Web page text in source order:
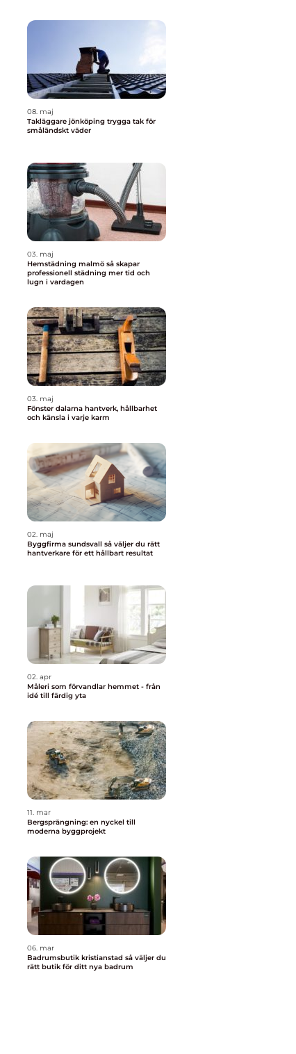
08. maj
Takläggare jönköping trygga tak för
småländskt väder
03. maj
Hemstädning malmö så skapar
professionell städning mer tid och
lugn i vardagen
03. maj
Fönster dalarna hantverk, hållbarhet
och känsla i varje karm
02. maj
Byggfirma sundsvall så väljer du rätt
hantverkare för ett hållbart resultat
02. apr
Måleri som förvandlar hemmet - från
idé till färdig yta
11. mar
Bergsprängning: en nyckel till
moderna byggprojekt
06. mar
Badrumsbutik kristianstad så väljer du
rätt butik för ditt nya badrum